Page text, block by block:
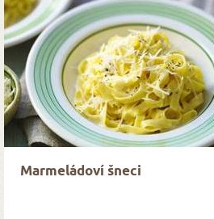
Marmeládoví šneci